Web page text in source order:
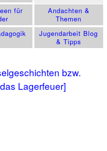
für
Andachten &
Themen
Jugendarbeit Blog
& Tipps
bzw.
Lagerfeuer]